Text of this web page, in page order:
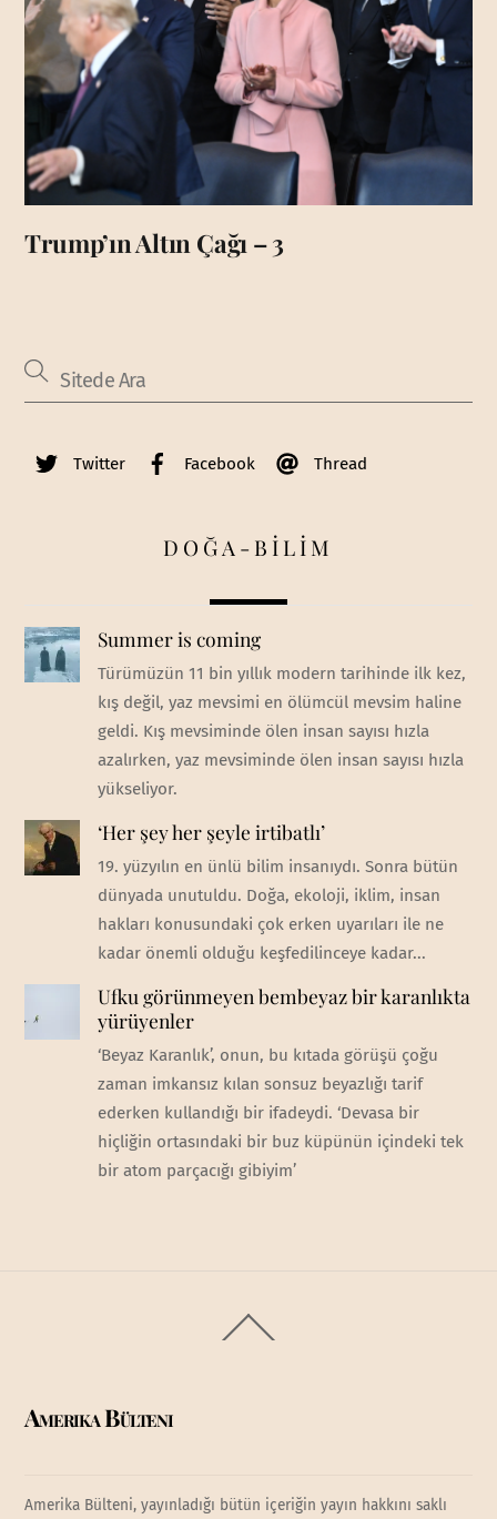
Trump’ın Altın Çağı – 3
Twitter Facebook Thread
DOĞA-BİLİM
Summer is coming
Türümüzün 11 bin yıllık modern tarihinde ilk kez,
kış değil, yaz mevsimi en ölümcül mevsim haline
geldi. Kış mevsiminde ölen insan sayısı hızla
azalırken, yaz mevsiminde ölen insan sayısı hızla
yükseliyor.
‘Her şey her şeyle irtibatlı’
19. yüzyılın en ünlü bilim insanıydı. Sonra bütün
dünyada unutuldu. Doğa, ekoloji, iklim, insan
hakları konusundaki çok erken uyarıları ile ne
kadar önemli olduğu keşfedilinceye kadar...
Ufku görünmeyen bembeyaz bir karanlıkta
yürüyenler
‘Beyaz Karanlık’, onun, bu kıtada görüşü çoğu
zaman imkansız kılan sonsuz beyazlığı tarif
ederken kullandığı bir ifadeydi. ‘Devasa bir
hiçliğin ortasındaki bir buz küpünün içindeki tek
bir atom parçacığı gibiyim’
To
Amerika Bülteni
Amerika Bülteni, yayınladığı bütün içeriğin yayın hakkını saklı